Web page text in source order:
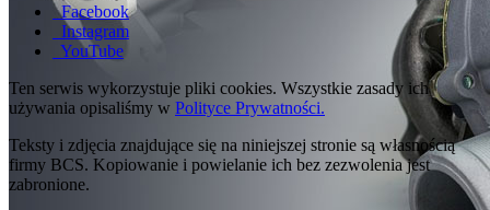
Facebook
Instagram
YouTube
Ten serwis wykorzystuje pliki cookies. Wszystkie zasady ich
używania opisaliśmy w Polityce Prywatności.
Teksty i zdjęcia znajdujące się na niniejszej stronie są własnością
firmy BCS. Kopiowanie i powielanie ich bez zezwolenia jest
zabronione.